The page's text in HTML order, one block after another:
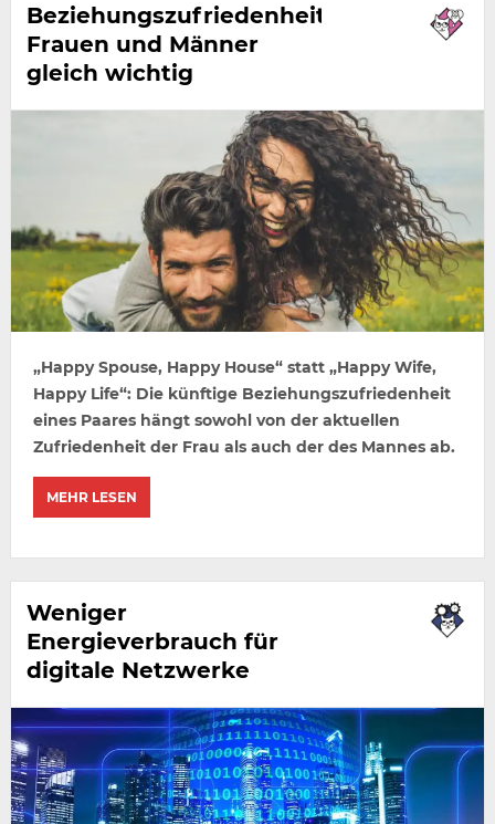
Beziehungszufriedenheit:
Frauen und Männer
gleich wichtig
„Happy Spouse, Happy House“ statt „Happy Wife,
Happy Life“: Die künftige Beziehungszufriedenheit
eines Paares hängt sowohl von der aktuellen
Zufriedenheit der Frau als auch der des Mannes ab.
MEHR LESEN
Weniger
Energieverbrauch für
digitale Netzwerke